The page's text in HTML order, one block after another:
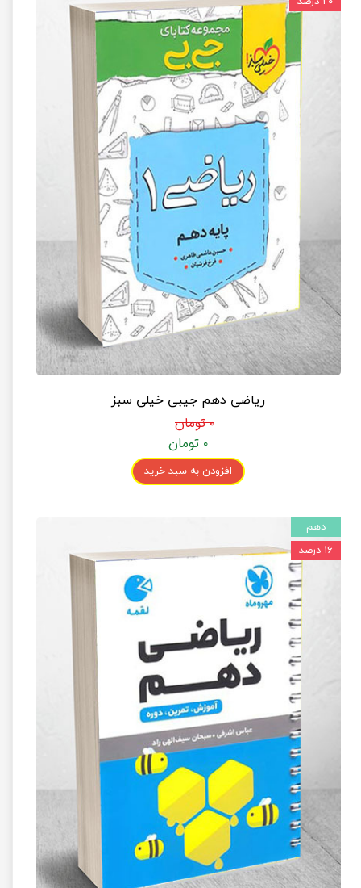
ریاضی دهم جیبی خیلی سبز
۰ تومان
۰ تومان
افزودن به سبد خرید
دهم
۱۶ درصد